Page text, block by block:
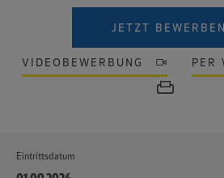
JETZT BEWERBEN
VIDEOBEWERBUNG PER
Eintrittsdatum